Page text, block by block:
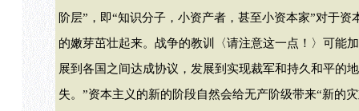
阶层”，即“知识分子，小资产者，甚至小资本家”对于
的嫩芽茁壮起来。战争的教训〈请注意这一点！〉可能
展到各国之间达成协议，发展到实现裁军和持久和平的
失。”资本主义的新的阶段自然会给无产阶级带来“新的